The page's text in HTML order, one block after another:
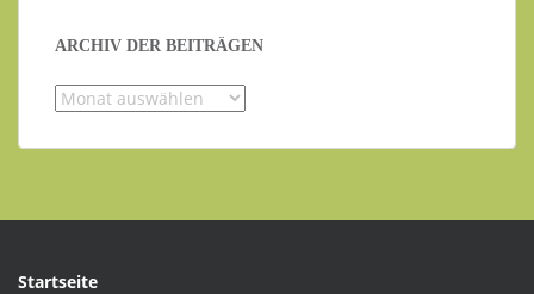
ARCHIV DER BEITRÄGEN
Archiv
Beiträgen
Startseite